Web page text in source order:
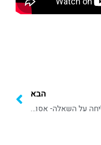
הבא
סליחה על השאלה- אסותא